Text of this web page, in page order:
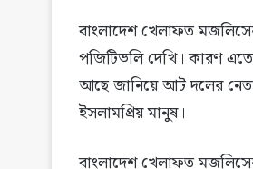
বাংলাদেশ খেলাফত
পজিটিভলি দেখি। কারণ
আছে জানিয়ে আট দলের
ইসলামপ্রিয় মানুষ।
বাংলাদেশ খেলাফত